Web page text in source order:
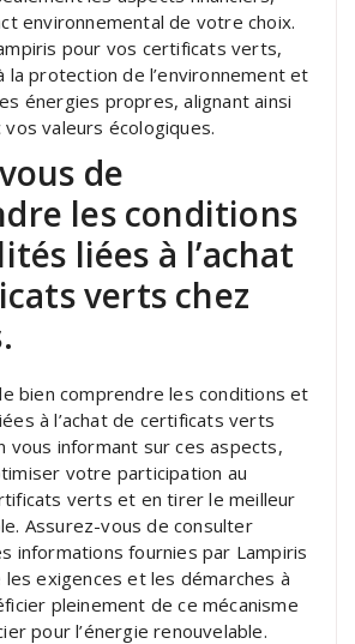
environnemental de votre choix.
pour vos certificats verts,
la protection de l’environnement et
énergies propres, alignant ainsi
valeurs écologiques.
de
les conditions
liées à l’achat
verts chez
bien comprendre les conditions et
à l’achat de certificats verts
vous informant sur ces aspects,
votre participation au
verts et en tirer le meilleur
Assurez-vous de consulter
informations fournies par Lampiris
exigences et les démarches à
pleinement de ce mécanisme
pour l’énergie renouvelable.